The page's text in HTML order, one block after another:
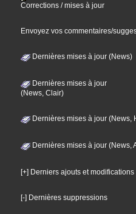
Corrections / mises à jour
Envoyez vos commentaires/
Dernières mises à jour (News)
Dernières mises à jour
(News, Clair)
Dernières mises à jour (News,
Dernières mises à jour (News,
[+] Derniers ajouts et modifications
[-] Dernières suppressions